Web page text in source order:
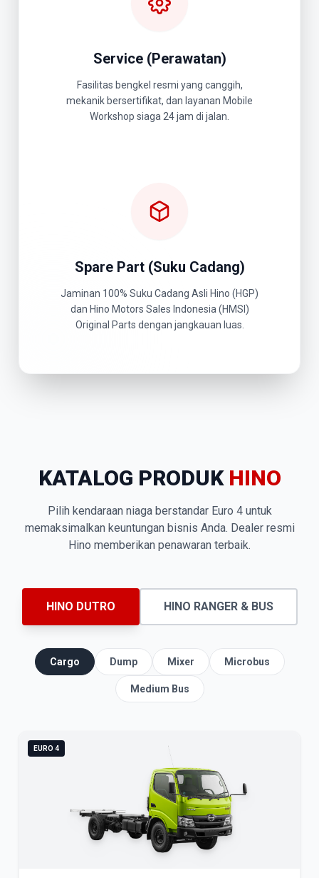
Service (Perawatan)
Fasilitas bengkel resmi yang canggih,
mekanik bersertifikat, dan layanan Mobile
Workshop siaga 24 jam di jalan.
Spare Part (Suku Cadang)
Jaminan 100% Suku Cadang Asli Hino (HGP)
dan Hino Motors Sales Indonesia (HMSI)
Original Parts dengan jangkauan luas.
KATALOG PRODUK HINO
Pilih kendaraan niaga berstandar Euro 4 untuk
memaksimalkan keuntungan bisnis Anda. Dealer resmi
Hino memberikan penawaran terbaik.
HINO DUTRO HINO RANGER & BUS
Cargo Dump Mixer Microbus
Medium Bus
EURO 4